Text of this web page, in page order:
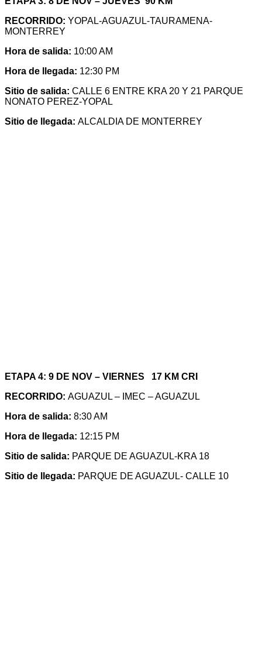
RECORRIDO: YOPAL-AGUAZUL-TAURAMENA-
MONTERREY
Hora de salida: 10:00 AM
Hora de llegada: 12:30 PM
Sitio de salida: CALLE 6 ENTRE KRA 20 Y 21 PARQUE
NONATO PEREZ-YOPAL
Sitio de llegada: ALCALDIA DE MONTERREY
ETAPA 4: 9 DE NOV – VIERNES 17 KM CRI
RECORRIDO: AGUAZUL – IMEC – AGUAZUL
Hora de salida: 8:30 AM
Hora de llegada: 12:15 PM
Sitio de salida: PARQUE DE AGUAZUL-KRA 18
Sitio de llegada: PARQUE DE AGUAZUL- CALLE 10